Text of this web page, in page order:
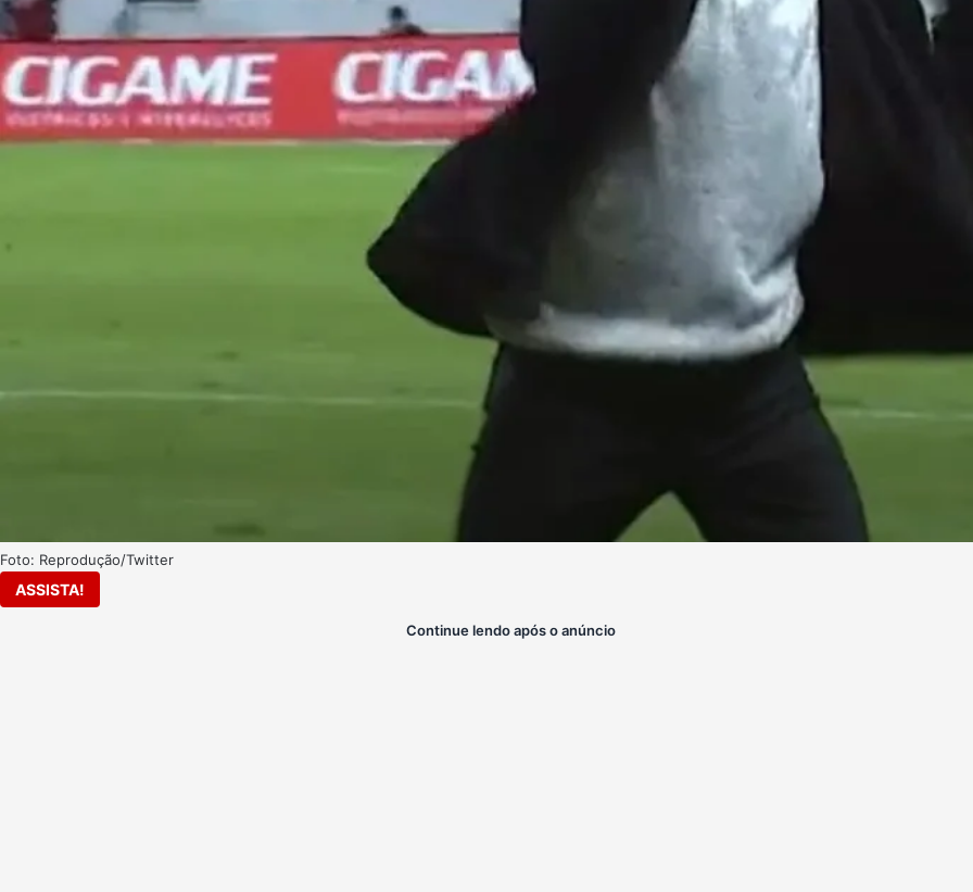
Foto: Reprodução/Twitter
ASSISTA!
Continue lendo após o anúncio